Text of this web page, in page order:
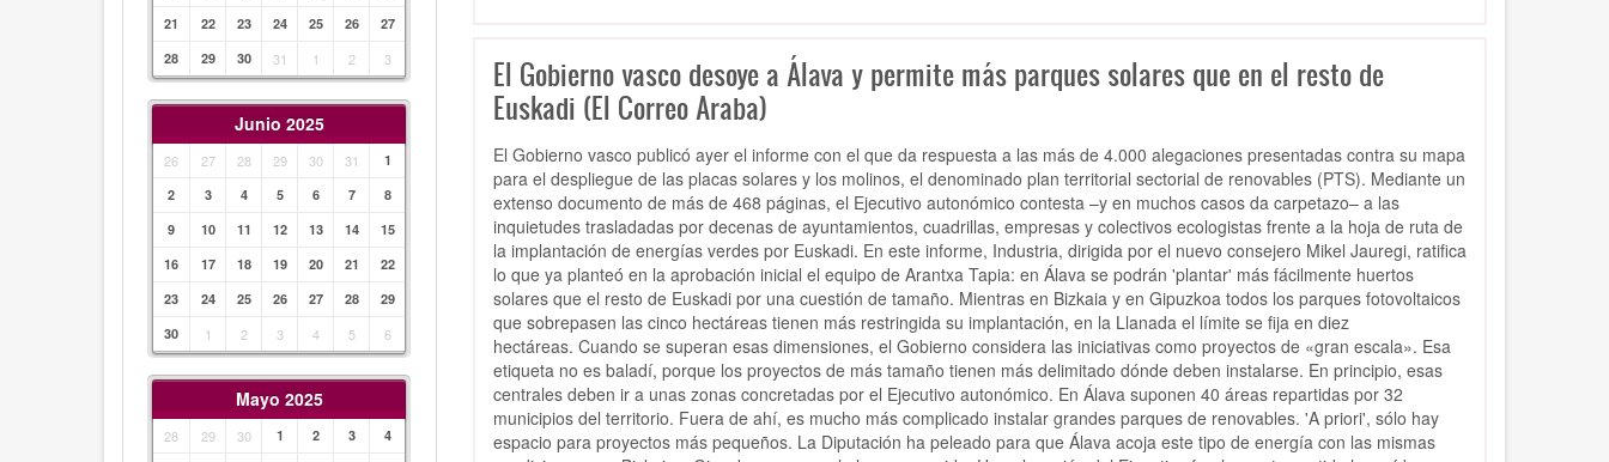
21
22 23 24 25 26
27
28
29 30 31 1 2 3
Junio 2025
26 27 28 29 30 31
1
2
3 4 5 6 7
8
9
10 11 12 13 14
15
16
17 18 19 20 21
22
23
24 25 26 27 28
29
30
1 2 3 4 5 6
Mayo 2025
28 29 30 1 2 3
4
El Gobierno vasco desoye a Álava y permite más parques solares que en el resto de
Euskadi (El Correo Araba)
El Gobierno vasco publicó ayer el informe con el que da respuesta a las más de 4.000 alegaciones presentadas contra su mapa
para el despliegue de las placas solares y los molinos, el denominado plan territorial sectorial de renovables (PTS). Mediante un
extenso documento de más de 468 páginas, el Ejecutivo autonómico contesta –y en muchos casos da carpetazo– a las
inquietudes trasladadas por decenas de ayuntamientos, cuadrillas, empresas y colectivos ecologistas frente a la hoja de ruta de
la implantación de energías verdes por Euskadi. En este informe, Industria, dirigida por el nuevo consejero Mikel Jauregi, ratifica
lo que ya planteó en la aprobación inicial el equipo de Arantxa Tapia: en Álava se podrán 'plantar' más fácilmente huertos
solares que el resto de Euskadi por una cuestión de tamaño. Mientras en Bizkaia y en Gipuzkoa todos los parques fotovoltaicos
que sobrepasen las cinco hectáreas tienen más restringida su implantación, en la Llanada el límite se fija en diez
hectáreas. Cuando se superan esas dimensiones, el Gobierno considera las iniciativas como proyectos de «gran escala». Esa
etiqueta no es baladí, porque los proyectos de más tamaño tienen más delimitado dónde deben instalarse. En principio, esas
centrales deben ir a unas zonas concretadas por el Ejecutivo autonómico. En Álava suponen 40 áreas repartidas por 32
municipios del territorio. Fuera de ahí, es mucho más complicado instalar grandes parques de renovables. 'A priori', sólo hay
espacio para proyectos más pequeños. La Diputación ha peleado para que Álava acoja este tipo de energía con las mismas